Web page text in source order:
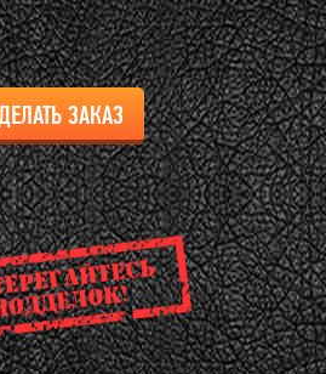
ЗАКАЗ